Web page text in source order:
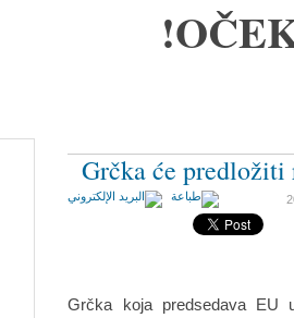
Grčka će predložiti
Grčka koja predsedava EU